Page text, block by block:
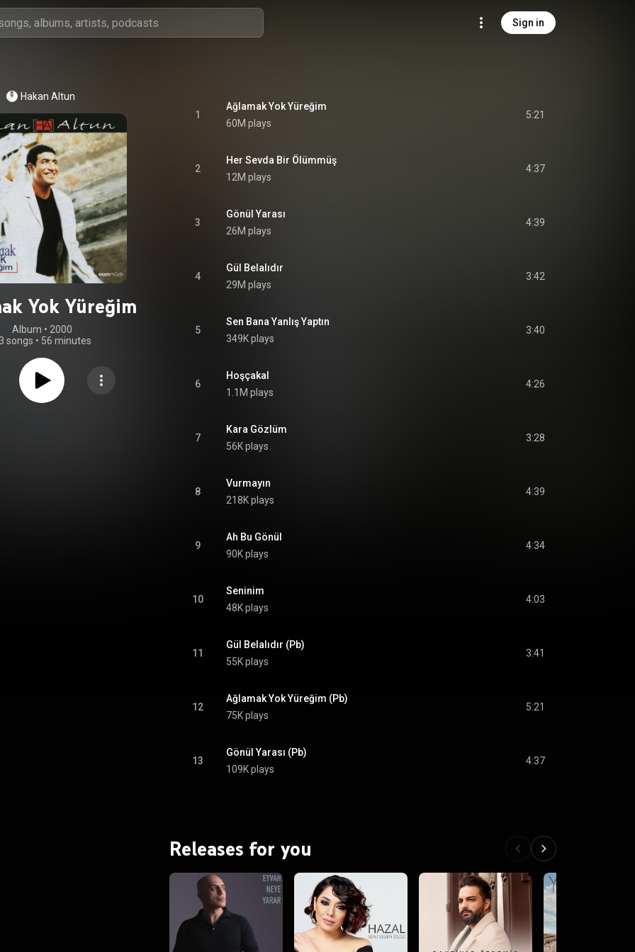
Sign in
Hakan Altun
Yok Yüreğim
Album • 2000
songs • 56 minutes
1
Ağlamak Yok Yüreğim
60M plays
5:21
2
Her Sevda Bir Ölümmüş
12M plays
4:37
3
Gönül Yarası
26M plays
4:39
4
Gül Belalıdır
29M plays
3:42
5
Sen Bana Yanlış Yaptın
349K plays
3:40
6
Hoşçakal
1.1M plays
4:26
7
Kara Gözlüm
56K plays
3:28
8
Vurmayın
218K plays
4:39
9
Ah Bu Gönül
90K plays
4:34
10
Seninim
48K plays
4:03
11
Gül Belalıdır (Pb)
55K plays
3:41
12
Ağlamak Yok Yüreğim (Pb)
75K plays
5:21
13
Gönül Yarası (Pb)
109K plays
4:37
Releases for you